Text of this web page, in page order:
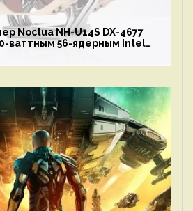
Noctua NH-U14S DX-4677
ваттным 56-ядерным Intel